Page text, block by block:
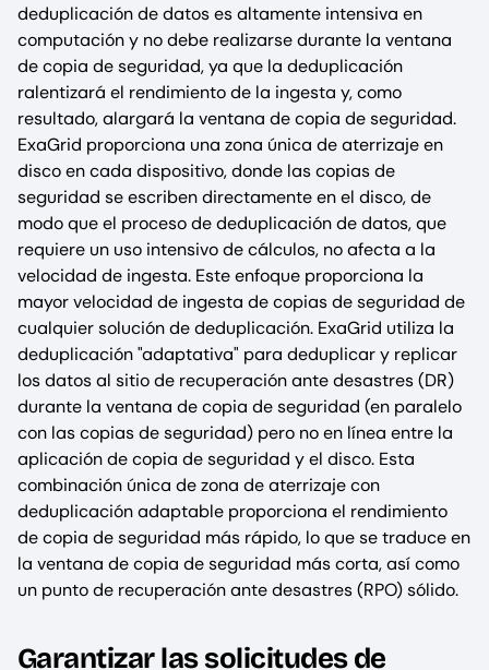
deduplicación de datos es altamente intensiva en
computación y no debe realizarse durante la ventana
de copia de seguridad, ya que la deduplicación
ralentizará el rendimiento de la ingesta y, como
resultado, alargará la ventana de copia de seguridad.
ExaGrid proporciona una zona única de aterrizaje en
disco en cada dispositivo, donde las copias de
seguridad se escriben directamente en el disco, de
modo que el proceso de deduplicación de datos, que
requiere un uso intensivo de cálculos, no afecta a la
velocidad de ingesta. Este enfoque proporciona la
mayor velocidad de ingesta de copias de seguridad de
cualquier solución de deduplicación. ExaGrid utiliza la
deduplicación "adaptativa" para deduplicar y replicar
los datos al sitio de recuperación ante desastres (DR)
durante la ventana de copia de seguridad (en paralelo
con las copias de seguridad) pero no en línea entre la
aplicación de copia de seguridad y el disco. Esta
combinación única de zona de aterrizaje con
deduplicación adaptable proporciona el rendimiento
de copia de seguridad más rápido, lo que se traduce en
la ventana de copia de seguridad más corta, así como
un punto de recuperación ante desastres (RPO) sólido.
Garantizar las solicitudes de